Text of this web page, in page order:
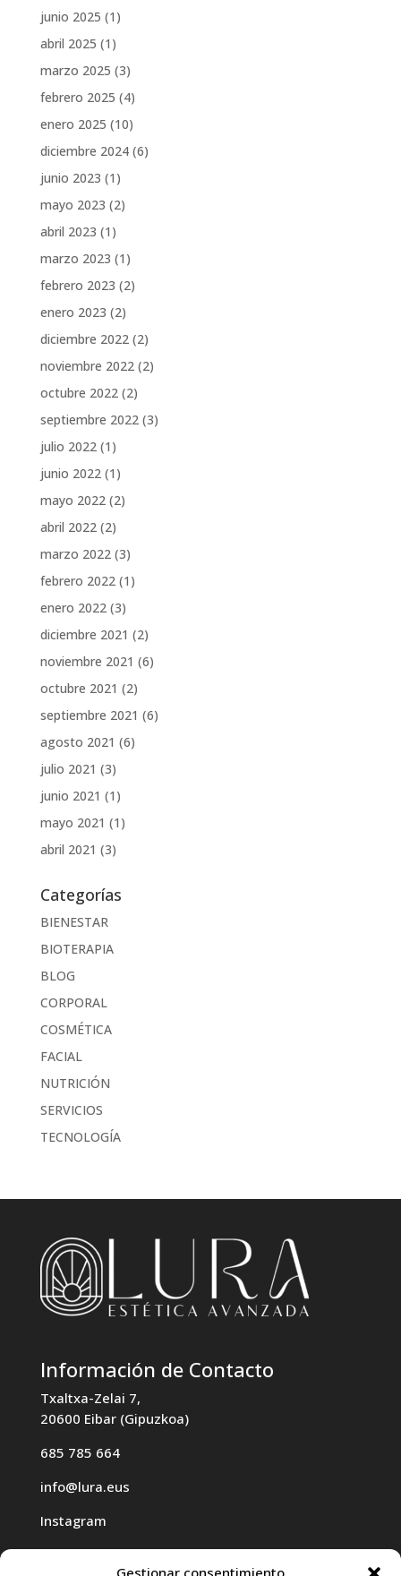
Gestionar consentimiento
junio 2025 (1)
abril 2025 (1)
marzo 2025 (3)
febrero 2025 (4)
enero 2025 (10)
diciembre 2024(6)
junio 2023 (1)
mayo 2023 (2)
abril 2023 (1)
marzo 2023 (1)
febrero 2023 (2)
enero 2023 (2)
diciembre 2022(2)
noviembre 2022(2)
octubre 2022(2)
septiembre 2022(3)
julio 2022(1)
junio 2022(1)
mayo 2022(2)
abril 2022(2)
marzo 2022(3)
febrero 2022(1)
enero 2022(3)
diciembre 2021 (2)
noviembre 2021 (6)
octubre 2021 (2)
septiembre 2021 (6)
agosto 2021 (6)
julio 2021 (3)
junio 2021 (1)
mayo 2021 (1)
abril 2021 (3)
Categorías
BIENESTAR
BIOTERAPIA
BLOG
CORPORAL
COSMÉTICA
FACIAL
NUTRICIÓN
SERVICIOS
TECNOLOGÍA
Información de Contacto
Txaltxa-Zelai 7,
20600 Eibar (Gipuzkoa)
685 785 664
info@lura.eus
Instagram